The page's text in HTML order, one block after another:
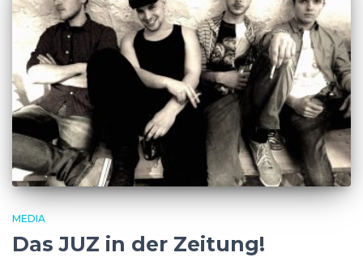
MEDIA
Das JUZ in der Zeitung!